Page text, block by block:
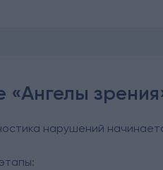
«Ангелы
нарушений